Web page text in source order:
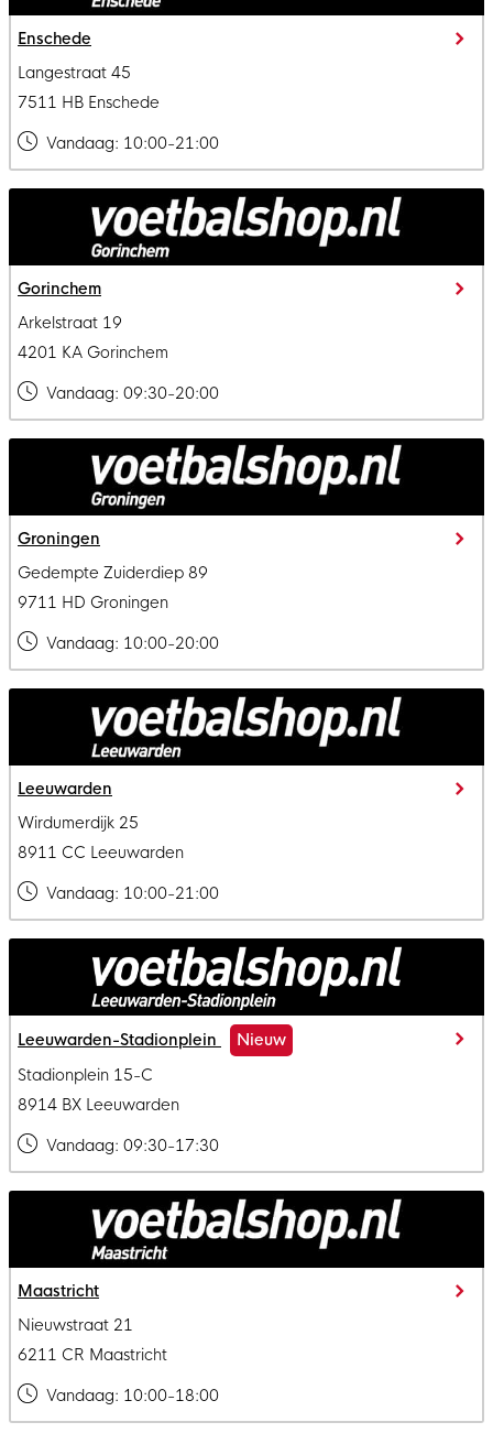
Enschede
Langestraat 45
7511 HB Enschede
Vandaag: 10:00-21:00
Gorinchem
Arkelstraat 19
4201 KA Gorinchem
Vandaag: 09:30-20:00
Groningen
Gedempte Zuiderdiep 89
9711 HD Groningen
Vandaag: 10:00-20:00
Leeuwarden
Wirdumerdijk 25
8911 CC Leeuwarden
Vandaag: 10:00-21:00
Leeuwarden-Stadionplein
Nieuw
Stadionplein 15-C
8914 BX Leeuwarden
Vandaag: 09:30-17:30
Maastricht
Nieuwstraat 21
6211 CR Maastricht
Vandaag: 10:00-18:00